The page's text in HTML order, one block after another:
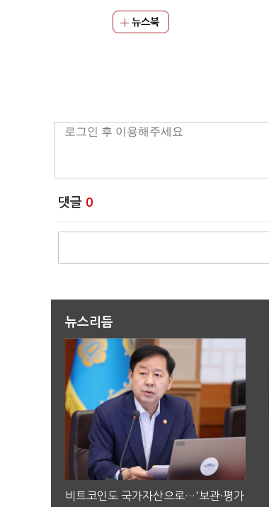
뉴스북
댓글 0
뉴스리듬
비트코인도 국가자산으로…'보관·평가